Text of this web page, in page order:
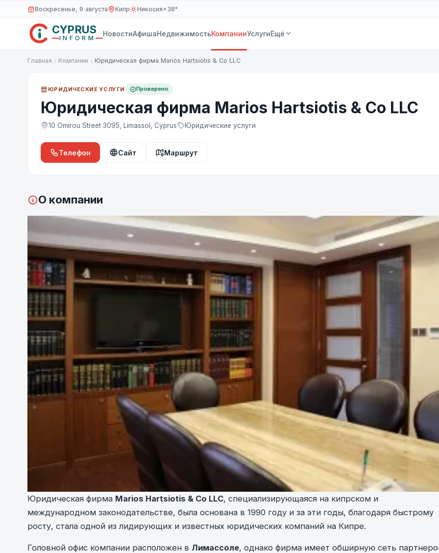
Воскресенье, 9 августа Кипр Никосия+38°
CYPRUS
INFORM
НовостиАфишаНедвижимостьКомпанииУслугиЕщё
Главная Компании Юридическая фирма Marios Hartsiotis & Co LLC
ЮРИДИЧЕСКИЕ УСЛУГИ Проверено
Юридическая фирма Marios Hartsiotis & Co LLC
10 Omirou Street 3095, Limassol, Cyprus Юридические услуги
Телефон Сайт Маршрут
О компании
Юридическая фирма Marios Hartsiotis & Co LLC, специализирующаяся на кипрском и
международном законодательстве, была основана в 1990 году и за эти годы, благодаря быстрому
росту, стала одной из лидирующих и известных юридических компаний на Кипре.
Головной офис компании расположен в Лимассоле, однако фирма имеет обширную сеть